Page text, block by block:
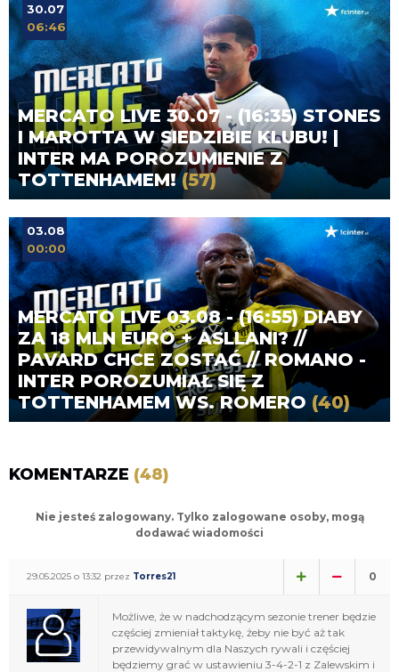
MERCATO LIVE 30.07 - (16:35) STONES
I MAROTTA W SIEDZIBIE KLUBU! |
INTER MA POROZUMIENIE Z
TOTTENHAMEM!(57)
30.07
06:46
MERCATO LIVE 03.08 - (16:55) DIABY
ZA 18 MLN EURO + ASLLANI? //
PAVARD CHCE ZOSTAĆ // ROMANO -
INTER POROZUMIAŁ SIĘ Z
TOTTENHAMEM WS. ROMERO(40)
03.08
00:00
KOMENTARZE (48)
Nie jesteś zalogowany. Tylko zalogowane osoby, mogą
dodawać wiadomości
29.05.2025 o 13:32 przez Torres21 0
Możliwe, że w nadchodzącym sezonie trener będzie
częściej zmieniał taktykę, żeby nie być aż tak
przewidywalnym dla Naszych rywali i częściej
będziemy grać w ustawieniu 3-4-2-1 z Zalewskim i